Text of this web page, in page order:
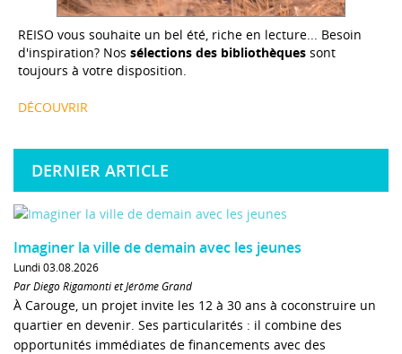
REISO vous souhaite un bel été, riche en lecture... Besoin
d'inspiration? Nos sélections des bibliothèques sont
toujours à votre disposition.
DÉCOUVRIR
DERNIER ARTICLE
Imaginer la ville de demain avec les jeunes
Lundi 03.08.2026
Par Diego Rigamonti et Jérôme Grand
À Carouge, un projet invite les 12 à 30 ans à coconstruire un
quartier en devenir. Ses particularités : il combine des
opportunités immédiates de financements avec des